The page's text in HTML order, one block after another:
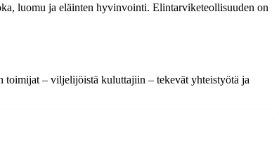
luomu ja eläinten hyvinvointi. Elintarviketeollisuuden on
toimijat – viljelijöistä kuluttajiin – tekevät yhteistyötä ja